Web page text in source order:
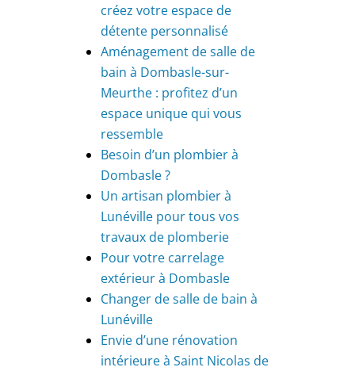
créez votre espace de
détente personnalisé
Aménagement de salle de
bain à Dombasle-sur-
Meurthe : profitez d’un
espace unique qui vous
ressemble
Besoin d’un plombier à
Dombasle ?
Un artisan plombier à
Lunéville pour tous vos
travaux de plomberie
Pour votre carrelage
extérieur à Dombasle
Changer de salle de bain à
Lunéville
Envie d’une rénovation
intérieure à Saint Nicolas de